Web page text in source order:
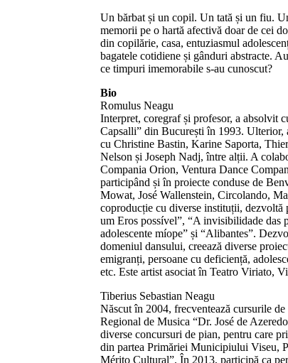
Un bărbat și un copil. Un tată și un fiu.
memorii pe o hartă afectivă doar de cei
din copilărie, casa, entuziasmul
bagatele cotidiene și gânduri abstracte.
ce timpuri imemorabile s-au cunoscut?
Bio
Romulus Neagu
Interpret, coregraf și profesor, a absolvit
Capsalli” din București în 1993. Ulterior,
cu Christine Bastin, Karine Saporta,
Nelson și Joseph Nadj, între alții. A
Compania Orion, Ventura Dance
participând și în proiecte conduse de
Mowat, José Wallenstein, Circolando,
coproducție cu diverse instituții, dezvoltă
um Eros possível”, “A invisibilidade das
adolescente míope” și “Alibantes”.
domeniul dansului, creează diverse
emigranți, persoane cu deficiență,
etc. Este artist asociat în Teatro Viriato,
Tiberius Sebastian Neagu
Născut în 2004, frecventează cursurile
Regional de Musica “Dr. José de
diverse concursuri de pian, pentru care
din partea Primăriei Municipiului Viseu,
Mérito Cultural”. În 2013, participă ca